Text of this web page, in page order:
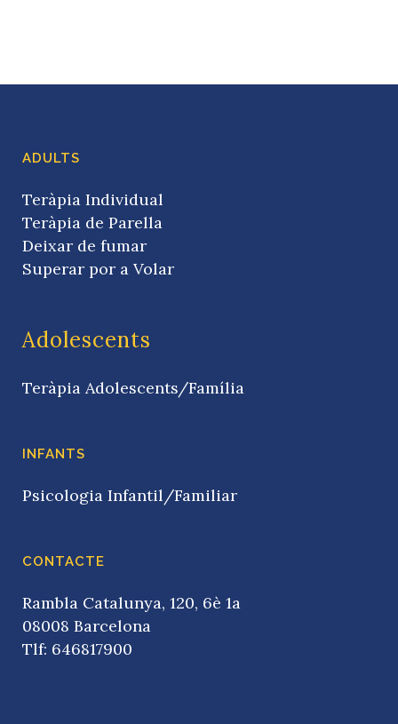
ADULTS
Teràpia Individual
Teràpia de Parella
Deixar de fumar
Superar por a Volar
Adolescents
Teràpia Adolescents/Família
INFANTS
Psicologia Infantil/Familiar
CONTACTE
Rambla Catalunya, 120, 6è 1a
08008 Barcelona
Tlf: 646817900